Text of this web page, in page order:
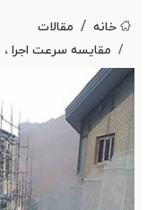
خانه
مقالات
مقایسه سرعت اجرا